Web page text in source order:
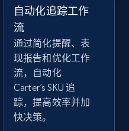
using
name, Seller rating,
Root category, and
立即开始
自动化追踪工作
流
通过简化提醒、表
现报告和优化工作
流，自动化
Carter’s SKU 追
踪，提高效率并加
快决策。